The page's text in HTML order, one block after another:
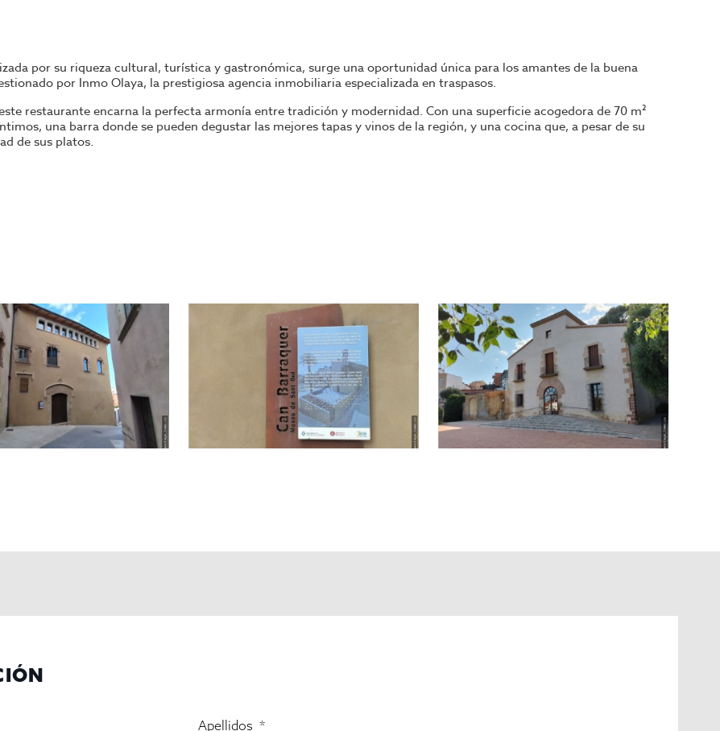
por su riqueza cultural, turística y gastronómica, surge una oportunidad única para los amantes de la buena
por Inmo Olaya, la prestigiosa agencia inmobiliaria especializada en traspasos.
restaurante encarna la perfecta armonía entre tradición y modernidad. Con una superficie acogedora de 70 m²
una barra donde se pueden degustar las mejores tapas y vinos de la región, y una cocina que, a pesar de su
de sus platos.
con los sabores de la cocina local deleitando a tus clientes.
de sus platos.
en el mundo de la restauración, o un chef experimentado buscando un espacio donde expresar tu creatividad
de 1.500€ + IVA, sujeto a un contrato de 7 años, garantizando así estabilidad y una excelente relación calidad-
de Sant Boi de Llobregat, Inmo Olaya estará a tu lado en cada paso. ¡Contacta hoy mismo y descubre todo
tiene para ofrecer!